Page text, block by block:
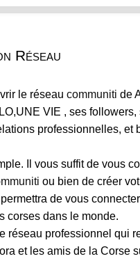
Réseau
le réseau communiti de
VIE , ses followers,
professionnelles, et
Il vous suffit de vous
ou bien de créer
de vous
corses dans le monde.
réseau professionnel qui
et les amis de la Corse